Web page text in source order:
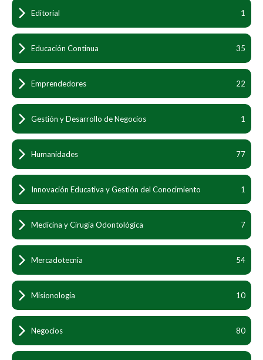
Editorial 1
Educación Continua 35
Emprendedores 22
Gestión y Desarrollo de Negocios 1
Humanidades 77
Innovación Educativa y Gestión del Conocimiento 1
Medicina y Cirugía Odontológica 7
Mercadotecnia 54
Misionología 10
Negocios 80